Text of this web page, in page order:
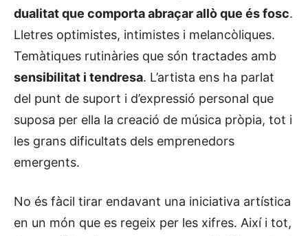
dualitat que comporta abraçar allò que és fosc.
Lletres optimistes, intimistes i melancòliques.
Temàtiques rutinàries que són tractades amb
sensibilitat i tendresa. L’artista ens ha parlat
del punt de suport i d’expressió personal que
suposa per ella la creació de música pròpia, tot i
les grans dificultats dels emprenedors
emergents.
No és fàcil tirar endavant una iniciativa artística
en un món que es regeix per les xifres. Així i tot,